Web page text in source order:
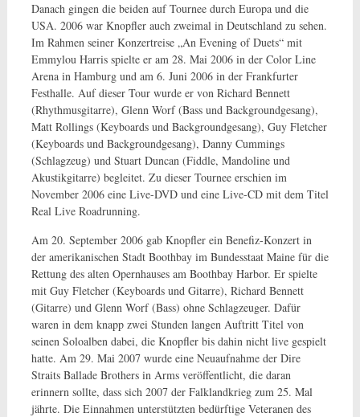
Danach gingen die beiden auf Tournee durch Europa und die
USA. 2006 war Knopfler auch zweimal in Deutschland zu sehen.
Im Rahmen seiner Konzertreise „An Evening of Duets“ mit
Emmylou Harris spielte er am 28. Mai 2006 in der Color Line
Arena in Hamburg und am 6. Juni 2006 in der Frankfurter
Festhalle. Auf dieser Tour wurde er von Richard Bennett
(Rhythmusgitarre), Glenn Worf (Bass und Backgroundgesang),
Matt Rollings (Keyboards und Backgroundgesang), Guy Fletcher
(Keyboards und Backgroundgesang), Danny Cummings
(Schlagzeug) und Stuart Duncan (Fiddle, Mandoline und
Akustikgitarre) begleitet. Zu dieser Tournee erschien im
November 2006 eine Live-DVD und eine Live-CD mit dem Titel
Real Live Roadrunning.
Am 20. September 2006 gab Knopfler ein Benefiz-Konzert in
der amerikanischen Stadt Boothbay im Bundesstaat Maine für die
Rettung des alten Opernhauses am Boothbay Harbor. Er spielte
mit Guy Fletcher (Keyboards und Gitarre), Richard Bennett
(Gitarre) und Glenn Worf (Bass) ohne Schlagzeuger. Dafür
waren in dem knapp zwei Stunden langen Auftritt Titel von
seinen Soloalben dabei, die Knopfler bis dahin nicht live gespielt
hatte. Am 29. Mai 2007 wurde eine Neuaufnahme der Dire
Straits Ballade Brothers in Arms veröffentlicht, die daran
erinnern sollte, dass sich 2007 der Falklandkrieg zum 25. Mal
jährte. Die Einnahmen unterstützten bedürftige Veteranen des